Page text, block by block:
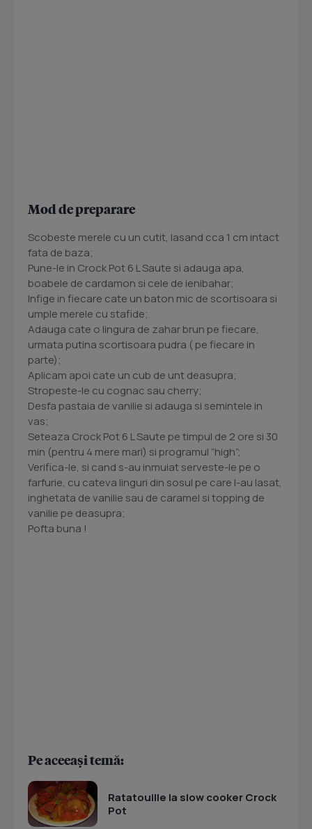
Mod de preparare
Scobeste merele cu un cutit, lasand cca 1 cm intact
fata de baza;
Pune-le in Crock Pot 6 L Saute si adauga apa,
boabele de cardamon si cele de ienibahar;
Infige in fiecare cate un baton mic de scortisoara si
umple merele cu stafide;
Adauga cate o lingura de zahar brun pe fiecare,
urmata putina scortisoara pudra ( pe fiecare in
parte);
Aplicam apoi cate un cub de unt deasupra;
Stropeste-le cu cognac sau cherry;
Desfa pastaia de vanilie si adauga si semintele in
vas;
Seteaza Crock Pot 6 L Saute pe timpul de 2 ore si 30
min (pentru 4 mere mari) si programul “high”;
Verifica-le, si cand s-au inmuiat serveste-le pe o
farfurie, cu cateva linguri din sosul pe care l-au lasat,
inghetata de vanilie sau de caramel si topping de
vanilie pe deasupra;
Pofta buna !
Pe aceeași temă:
Ratatouille la slow cooker Crock
Pot